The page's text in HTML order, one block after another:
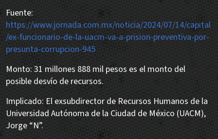
Fuente:
https://www.jornada.com.mx/noticia/2024/07/14/capital
/ex-funcionario-de-la-uacm-va-a-prision-preventiva-por-
presunta-corrupcion-945
Monto: 31 millones 888 mil pesos es el monto del
posible desvío de recursos.
Implicado: El exsubdirector de Recursos Humanos de la
Universidad Autónoma de la Ciudad de México (UACM),
Jorge “N”.